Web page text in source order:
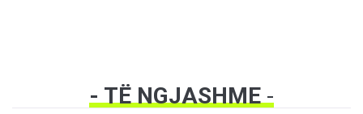
- TË NGJASHME-